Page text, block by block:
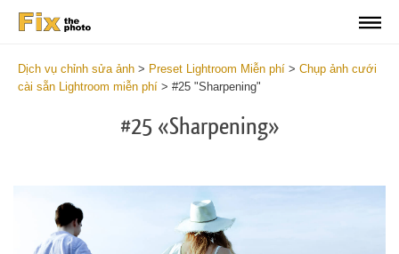
Dịch vụ chỉnh sửa ảnh > Preset Lightroom Miễn phí > Chụp ảnh cưới
cài sẵn Lightroom miễn phí > #25 "Sharpening"
#25 «Sharpening»